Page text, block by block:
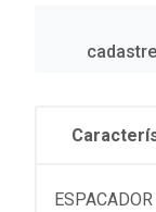
ESPACADOR